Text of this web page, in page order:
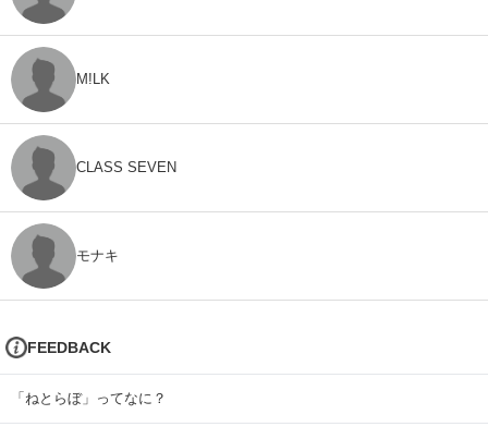
M!LK
CLASS SEVEN
モナキ
FEEDBACK
「ねとらぼ」ってなに？